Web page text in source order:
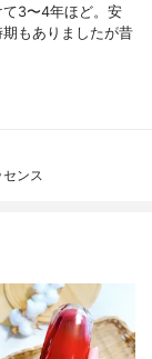
3〜4年ほど。安
もありましたが昔
ンス